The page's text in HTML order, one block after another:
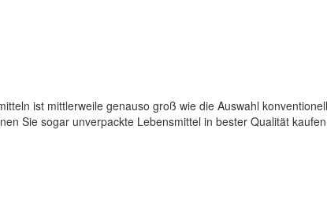
ist mittlerweile genauso groß wie die Auswahl
Sie sogar unverpackte Lebensmittel in bester Qualität